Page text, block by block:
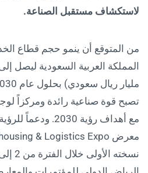
لاستكشاف مستقبل الصناعة.
من المتوقع أن ينمو حجم قطاع
تصبح قوة صناعية رائدة ومركزاً
مع أهداف رؤية